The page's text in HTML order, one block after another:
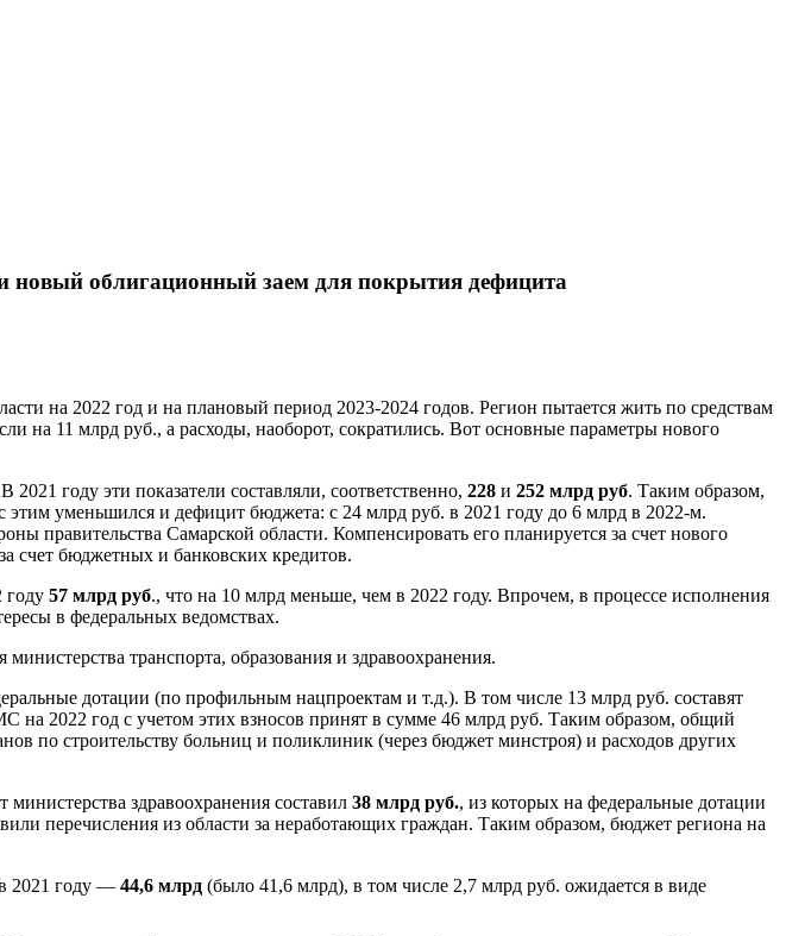
новый облигационный заем для покрытия дефицита
на 2022 год и на плановый период 2023-2024 годов. Регион пытается жить по средствам
11 млрд руб., а расходы, наоборот, сократились. Вот основные параметры нового
2021 году эти показатели составляли, соответственно, 228 и 252 млрд руб. Таким образом,
уменьшился и дефицит бюджета: с 24 млрд руб. в 2021 году до 6 млрд в 2022-м.
правительства Самарской области. Компенсировать его планируется за счет нового
счет бюджетных и банковских кредитов.
году 57 млрд руб., что на 10 млрд меньше, чем в 2022 году. Впрочем, в процессе исполнения
в федеральных ведомствах.
транспорта, образования и здравоохранения.
дотации (по профильным нацпроектам и т.д.). В том числе 13 млрд руб. составят
2022 год с учетом этих взносов принят в сумме 46 млрд руб. Таким образом, общий
по строительству больниц и поликлиник (через бюджет минстроя) и расходов других
здравоохранения составил 38 млрд руб., из которых на федеральные дотации
перечисления из области за неработающих граждан. Таким образом, бюджет региона на
2021 году — 44,6 млрд (было 41,6 млрд), в том числе 2,7 млрд руб. ожидается в виде